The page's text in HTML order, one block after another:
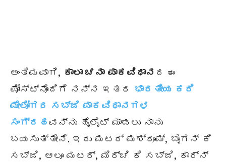
ಅಂತಿಮವಾಗಿ, ಕಾಲಾ ಚನಾ ಪಾಕವಿಧಾನ ದ ಈ
ಪೋಸ್ಟ್ನೊಂದಿಗೆ ನನ್ನ ಇತರ ಭಾರತೀಯ ಕರಿ
ಮೇಲೋಗರ ಸಬ್ಜಿ ಪಾಕವಿಧಾನಗಳ
ಸಂಗ್ರಹವನ್ನು ಹೈಲೈಟ್ ಮಾಡಲು ನಾನು
ಬಯಸುತ್ತೇನೆ. ಇದು ಮಟರ್ ಮಶ್ರೂಮ್, ಬೈಂಗನ್ ಕಿ
ಸಬ್ಜಿ, ಆಲೂ ಮಟರ್, ಮಿರ್ಚಿ ಕಿ ಸಬ್ಜಿ, ಕಾರ್ನ್